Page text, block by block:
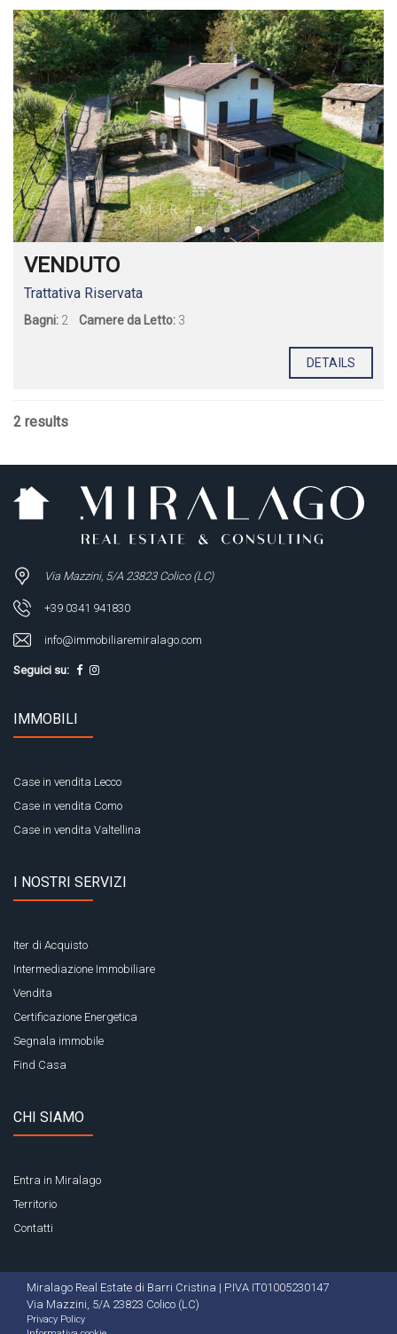
VENDUTO
Trattativa Riservata
Bagni: 2 Camere da Letto: 3
DETAILS
2 results
Via Mazzini, 5/A 23823 Colico (LC)
+39 0341 941830
info@immobiliaremiralago.com
Seguici su:
IMMOBILI
Case in vendita Lecco
Case in vendita Como
Case in vendita Valtellina
I NOSTRI SERVIZI
Iter di Acquisto
Intermediazione Immobiliare
Vendita
Certificazione Energetica
Segnala immobile
Find Casa
CHI SIAMO
Entra in Miralago
Territorio
Contatti
Miralago Real Estate di Barri Cristina | P.IVA IT01005230147
Via Mazzini, 5/A 23823 Colico (LC)
Privacy Policy